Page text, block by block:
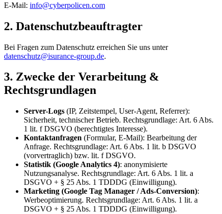
E-Mail: info@cyberpolicen.com
2. Datenschutzbeauftragter
Bei Fragen zum Datenschutz erreichen Sie uns unter
datenschutz@isurance-group.de.
3. Zwecke der Verarbeitung &
Rechtsgrundlagen
Server-Logs (IP, Zeitstempel, User-Agent, Referrer):
Sicherheit, technischer Betrieb. Rechtsgrundlage: Art. 6 Abs.
1 lit. f DSGVO (berechtigtes Interesse).
Kontaktanfragen (Formular, E-Mail): Bearbeitung der
Anfrage. Rechtsgrundlage: Art. 6 Abs. 1 lit. b DSGVO
(vorvertraglich) bzw. lit. f DSGVO.
Statistik (Google Analytics 4): anonymisierte
Nutzungsanalyse. Rechtsgrundlage: Art. 6 Abs. 1 lit. a
DSGVO + § 25 Abs. 1 TDDDG (Einwilligung).
Marketing (Google Tag Manager / Ads-Conversion):
Werbeoptimierung. Rechtsgrundlage: Art. 6 Abs. 1 lit. a
DSGVO + § 25 Abs. 1 TDDDG (Einwilligung).